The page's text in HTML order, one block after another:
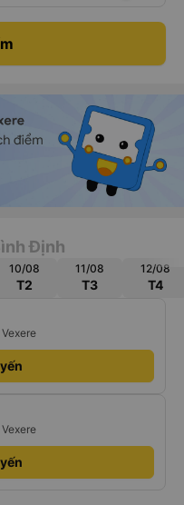
Định
10/08
T2
11/08
T3
12/08
T4